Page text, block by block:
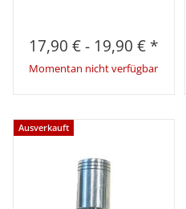
17,90 €- 19,90 € *
Momentan nicht verfügbar
Ausverkauft